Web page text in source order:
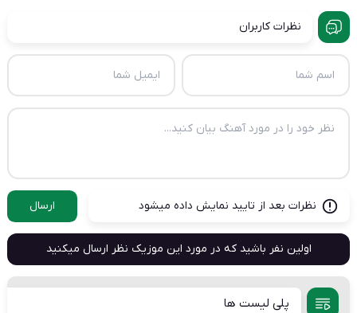
نظرات کاربران
نظرات بعد از تایید نمایش داده میشود ارسال
اولین نفر باشید که در مورد این موزیک نظر ارسال میکنید
پلی لیست ها